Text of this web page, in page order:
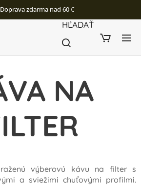
Doprava zdarma nad 60 €
HĽADAŤ
NA
výberovú kávu na filter s
a sviežimi chuťovými profilmi.